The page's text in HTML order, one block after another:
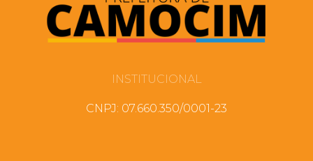
INSTITUCIONAL
CNPJ: 07.660.350/0001-23